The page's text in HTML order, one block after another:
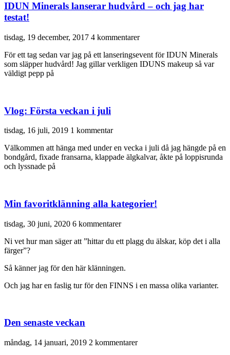
IDUN Minerals lanserar hudvård – och jag har
testat!
tisdag, 19 december, 2017 4 kommentarer
För ett tag sedan var jag på ett lanseringsevent för IDUN Minerals
som släpper hudvård! Jag gillar verkligen IDUNS makeup så var
väldigt pepp på
Vlog: Första veckan i juli
tisdag, 16 juli, 2019 1 kommentar
Välkommen att hänga med under en vecka i juli då jag hängde på en
bondgård, fixade fransarna, klappade älgkalvar, åkte på loppisrunda
och lyssnade på
Min favoritklänning alla kategorier!
tisdag, 30 juni, 2020 6 kommentarer
Ni vet hur man säger att ”hittar du ett plagg du älskar, köp det i alla
färger”?
Så känner jag för den här klänningen.
Och jag har en faslig tur för den FINNS i en massa olika varianter.
Den senaste veckan
måndag, 14 januari, 2019 2 kommentarer